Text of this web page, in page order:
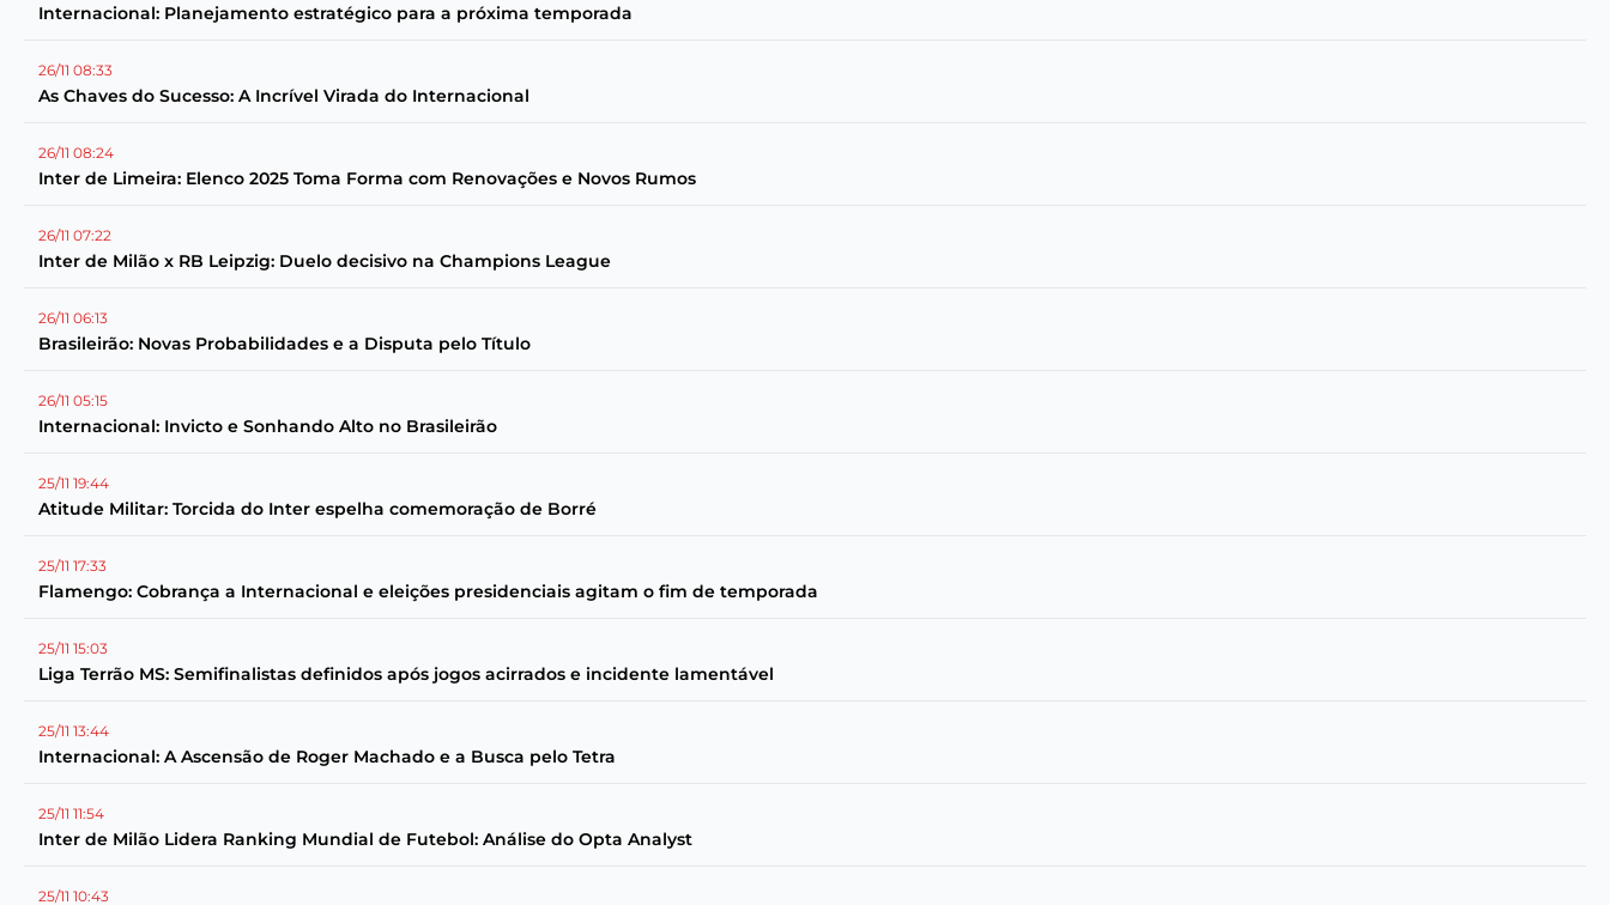
Internacional: Planejamento estratégico para a próxima temporada
26/11 08:33
As Chaves do Sucesso: A Incrível Virada do Internacional
26/11 08:24
Inter de Limeira: Elenco 2025 Toma Forma com Renovações e Novos Rumos
26/11 07:22
Inter de Milão x RB Leipzig: Duelo decisivo na Champions League
26/11 06:13
Brasileirão: Novas Probabilidades e a Disputa pelo Título
26/11 05:15
Internacional: Invicto e Sonhando Alto no Brasileirão
25/11 19:44
Atitude Militar: Torcida do Inter espelha comemoração de Borré
25/11 17:33
Flamengo: Cobrança a Internacional e eleições presidenciais agitam o fim de temporada
25/11 15:03
Liga Terrão MS: Semifinalistas definidos após jogos acirrados e incidente lamentável
25/11 13:44
Internacional: A Ascensão de Roger Machado e a Busca pelo Tetra
25/11 11:54
Inter de Milão Lidera Ranking Mundial de Futebol: Análise do Opta Analyst
25/11 10:43